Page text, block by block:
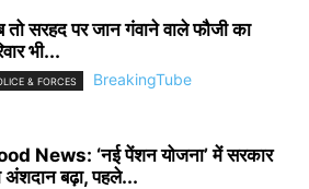
तो सरहद पर जान गंवाने वाले फौजी का
भी...
& FORCES BreakingTube
News: ‘नई पेंशन योजना’ में सरकार
अंशदान बढ़ा, पहले...